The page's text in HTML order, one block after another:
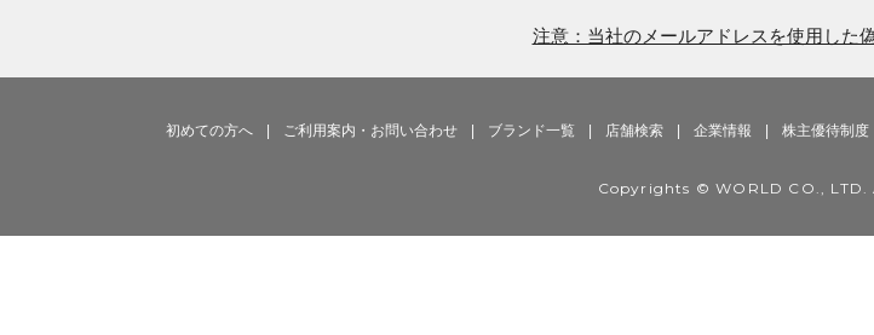
注意：当社のメールアドレスを使用した
初めての方へ ご利用案内・お問い合わせ ブランド一覧 店舗検索 企業情報 株主優待制度
Copyrights © WORLD CO., LTD.